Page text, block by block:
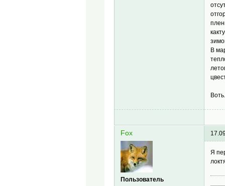
В
Fox
Пользователь
Я